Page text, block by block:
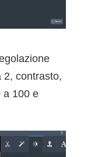
2, contrasto,
a 100 e